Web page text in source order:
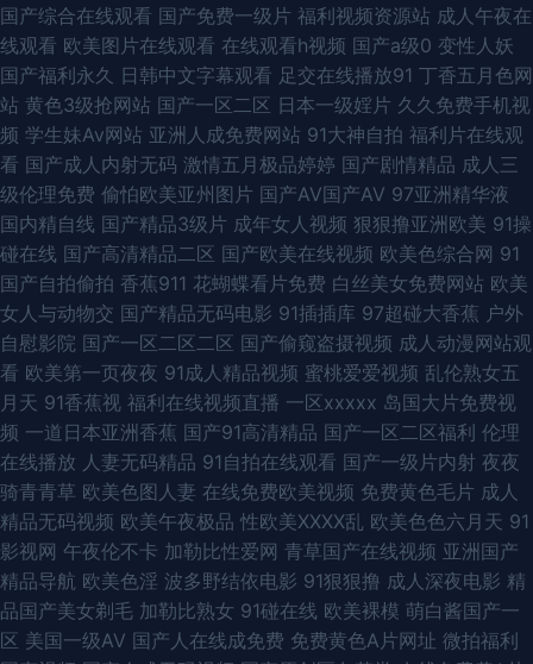
人妻 国产偷在线 91小视 一区二区三区国产少妇 欧美性爱日本 国产TS人妖
91精品 91网站在线观看视频 91黑丝足交 日本淫网综合 蜜桃视频亚洲专区 91
色动漫视频成人 人人肏屄 欧美不卡欧美 91性爱综合网 色色美女天堂網站 波
多野结衣91大神 老司机足交 精品伊人大香蕉 丁香六月综合久在线 91在线免
费看 av四虎 91人人干 影音先锋av最新资源 午夜老湿机 91国模在线 最新影
音先锋av网站 久1免费视频 先锋影音av资源站 午夜性网 色日韩欧美网 日韩
素人导航 人人干人人玩 青青草网av黄色在线 瑟色人妻 日韩精品无码久久 日
本超碰东京热 东方AV在线影库 欧美人妖调教 亚洲激喷 91香蕉天美在线观看
国产AV老师 青青草社区成人在线 亚瑟s色网 91视频在线日美女免费 国产精
品在线久久 日韩精品色色 中日韩欧无码视频 A片无码一区二区 蜜桃伊人精
品 五月天久久影院 91黑料在线视频白丝 福利Av在线播放 日韩色综合 草逼网
国产综合在线观看 国产免费一级片 福利视频资源站 成人午夜在
线观看 欧美图片在线观看 在线观看h视频 国产a级0 变性人妖
国产福利永久 日韩中文字幕观看 足交在线播放91 丁香五月色网
站 黄色3级抢网站 国产一区二区 日本一级婬片 久久免费手机视
频 学生妹Av网站 亚洲人成免费网站 91大神自拍 福利片在线观
看 国产成人内射无码 激情五月极品婷婷 国产剧情精品 成人三
级伦理免费 偷怕欧美亚州图片 国产AV国产AV 97亚洲精华液
国内精自线 国产精品3级片 成年女人视频 狠狠撸亚洲欧美 91操
碰在线 国产高清精品二区 国产欧美在线视频 欧美色综合网 91
国产自拍偷拍 香蕉911 花蝴蝶看片免费 白丝美女免费网站 欧美
女人与动物交 国产精品无码电影 91插插库 97超碰大香蕉 户外
自慰影院 国产一区二区二区 国产偷窥盗摄视频 成人动漫网站观
看 欧美第一页夜夜 91成人精品视频 蜜桃爱爱视频 乱伦熟女五
月天 91香蕉视 福利在线视频直播 一区xxxxx 岛国大片免费视
频 一道日本亚洲香蕉 国产91高清精品 国产一区二区福利 伦理
在线播放 人妻无码精品 91自拍在线观看 国产一级片内射 夜夜
骑青青草 欧美色图人妻 在线免费欧美视频 免费黄色毛片 成人
精品无码视频 欧美午夜极品 性欧美ⅩⅩⅩⅩ乱 欧美色色六月天 91
影视网 午夜伦不卡 加勒比性爱网 青草国产在线视频 亚洲国产
精品导航 欧美色淫 波多野结依电影 91狠狠撸 成人深夜电影 精
品国产美女剃毛 加勒比熟女 91碰在线 欧美裸模 萌白酱国产一
区 美国一级AV 国产人在线成免费 免费黄色A片网址 微拍福利